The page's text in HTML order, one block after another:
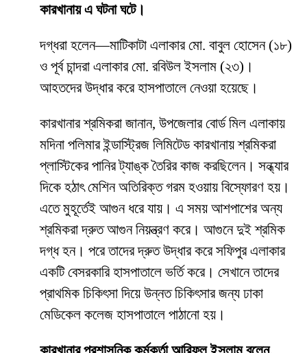
কারখানায় এ ঘটনা ঘটে।
দগ্ধরা হলেন—মাটিকাটা এলাকার মো. বাবুল হোসেন (১৮)
ও পূর্ব চান্দরা এলাকার মো. রবিউল ইসলাম (২৩)।
আহতদের উদ্ধার করে হাসপাতালে নেওয়া হয়েছে।
কারখানার শ্রমিকরা জানান, উপজেলার বোর্ড মিল এলাকায়
মদিনা পলিমার ইন্ডাস্ট্রিজ লিমিটেড কারখানায় শ্রমিকরা
প্লাস্টিকের পানির ট্যাঙ্ক তৈরির কাজ করছিলেন। সন্ধ্যার
দিকে হঠাৎ মেশিন অতিরিক্ত গরম হওয়ায় বিস্ফোরণ হয়।
এতে মুহূর্তেই আগুন ধরে যায়। এ সময় আশপাশের অন্য
শ্রমিকরা দ্রুত আগুন নিয়ন্ত্রণ করে। আগুনে দুই শ্রমিক
দগ্ধ হন। পরে তাদের দ্রুত উদ্ধার করে সফিপুর এলাকার
একটি বেসরকারি হাসপাতালে ভর্তি করে। সেখানে তাদের
প্রাথমিক চিকিৎসা দিয়ে উন্নত চিকিৎসার জন্য ঢাকা
মেডিকেল কলেজ হাসপাতালে পাঠানো হয়।